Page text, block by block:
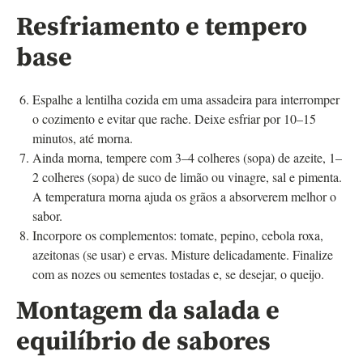
Resfriamento e tempero
base
Espalhe a lentilha cozida em uma assadeira para interromper
o cozimento e evitar que rache. Deixe esfriar por 10–15
minutos, até morna.
Ainda morna, tempere com 3–4 colheres (sopa) de azeite, 1–
2 colheres (sopa) de suco de limão ou vinagre, sal e pimenta.
A temperatura morna ajuda os grãos a absorverem melhor o
sabor.
Incorpore os complementos: tomate, pepino, cebola roxa,
azeitonas (se usar) e ervas. Misture delicadamente. Finalize
com as nozes ou sementes tostadas e, se desejar, o queijo.
Montagem da salada e
equilíbrio de sabores